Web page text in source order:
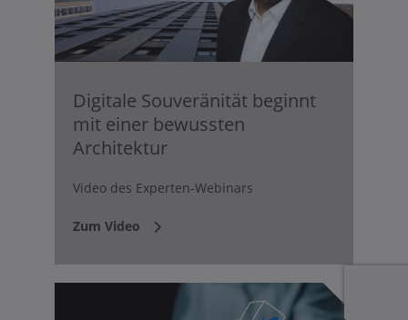
Digitale Souveränität beginnt
mit einer bewussten
Architektur
Video des Experten-Webinars
Zum Video